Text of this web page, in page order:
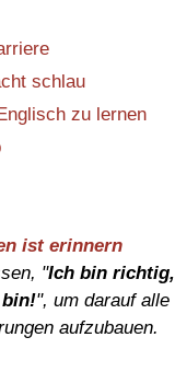
schlau
zu lernen
ist erinnern
"Ich bin richtig,
", um darauf alle
aufzubauen.